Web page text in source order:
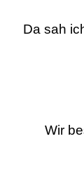
Da sah
Wir